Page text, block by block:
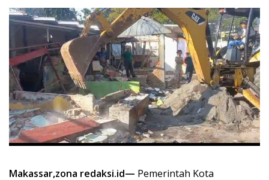
Makassar,zona redaksi.id— Pemerintah Kota